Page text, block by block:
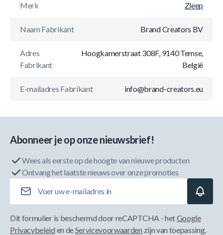
Merk Zleep
Naam Fabrikant Brand Creators BV
Adres
Fabrikant
Hoogkamerstraat 308F, 9140 Temse,
België
E-mailadres Fabrikant info@brand-creators.eu
Abonneer je op onze nieuwsbrief!
Wees als eerste op de hoogte van nieuwe producten
Ontvang het laatste nieuws over onze promoties
Dit formulier is beschermd door reCAPTCHA - hetGoogle
Privacybeleid en deServicevoorwaarden zijn van toepassing.